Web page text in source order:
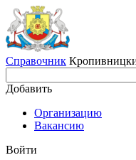
Справочник
Добавить
Организацию
Вакансию
Войти